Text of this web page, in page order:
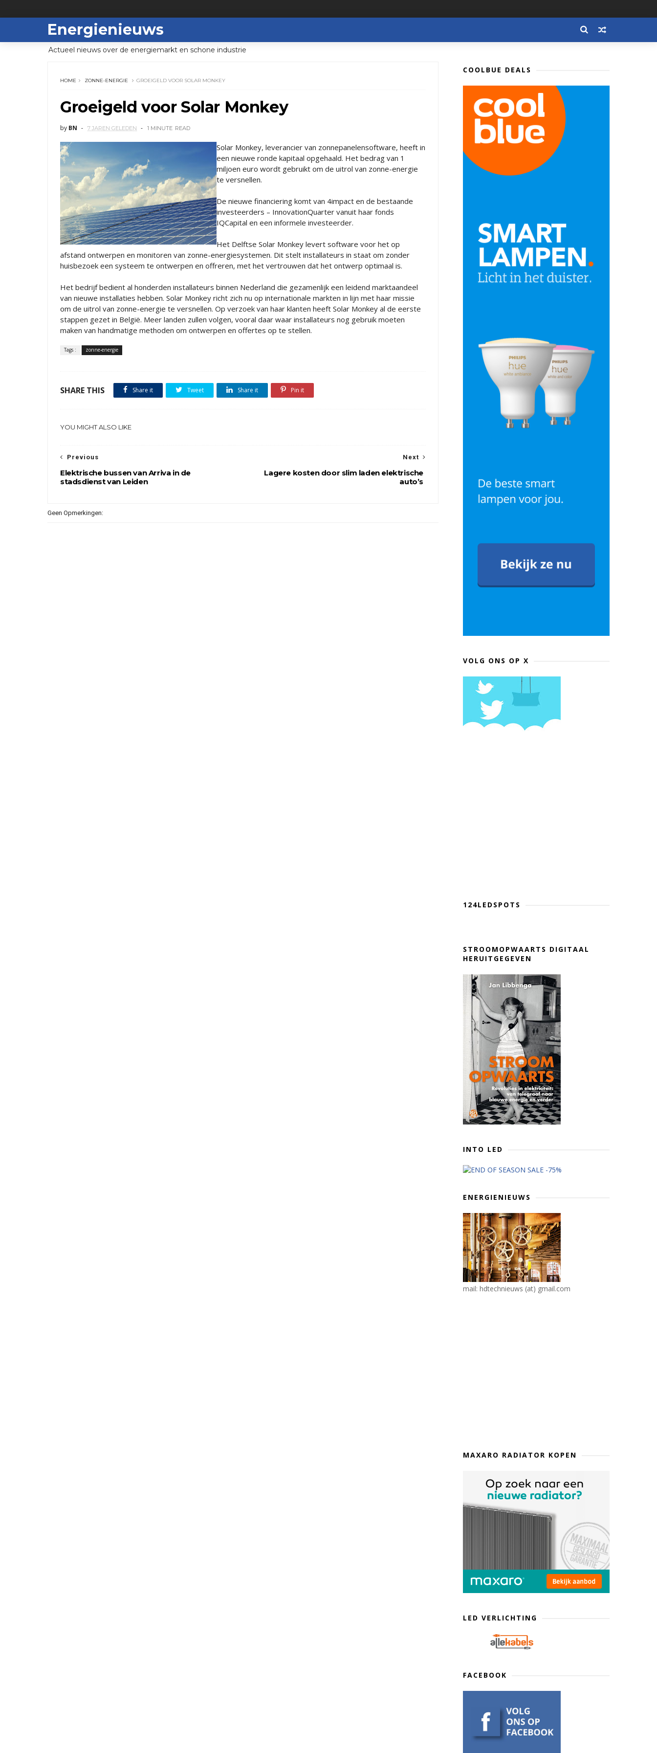
Energienieuws
Actueel nieuws over de energiemarkt en schone industrie
HOME ZONNE-ENERGIE GROEIGELD VOOR SOLAR MONKEY
Groeigeld voor Solar Monkey
by BN 7 JAREN GELEDEN 1 MINUTE READ
Solar Monkey, leverancier van zonnepanelensoftware, heeft in
een nieuwe ronde kapitaal opgehaald. Het bedrag van 1
miljoen euro wordt gebruikt om de uitrol van zonne-energie
te versnellen.
De nieuwe financiering komt van 4impact en de bestaande
investeerders – InnovationQuarter vanuit haar fonds
IQCapital en een informele investeerder.
Het Delftse Solar Monkey levert software voor het op
afstand ontwerpen en monitoren van zonne-energiesystemen. Dit stelt installateurs in staat om zonder
huisbezoek een systeem te ontwerpen en offreren, met het vertrouwen dat het ontwerp optimaal is.
Het bedrijf bedient al honderden installateurs binnen Nederland die gezamenlijk een leidend marktaandeel
van nieuwe installaties hebben. Solar Monkey richt zich nu op internationale markten in lijn met haar missie
om de uitrol van zonne-energie te versnellen. Op verzoek van haar klanten heeft Solar Monkey al de eerste
stappen gezet in België. Meer landen zullen volgen, vooral daar waar installateurs nog gebruik moeten
maken van handmatige methoden om ontwerpen en offertes op te stellen.
Tags : zonne-energie
SHARE THIS Share it Tweet Share it Pin it
YOU MIGHT ALSO LIKE
Next
Lagere kosten door slim laden elektrische
auto’s
Previous
Elektrische bussen van Arriva in de
stadsdienst van Leiden
Geen Opmerkingen:
COOLBUE DEALS
VOLG ONS OP X
124LEDSPOTS
STROOMOPWAARTS DIGITAAL
HERUITGEGEVEN
INTO LED
ENERGIENIEUWS
mail: hdtechnieuws (at) gmail.com
MAXARO RADIATOR KOPEN
LED VERLICHTING
FACEBOOK